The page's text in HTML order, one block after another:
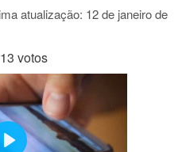
atualização: 12 de janeiro de
13 votos